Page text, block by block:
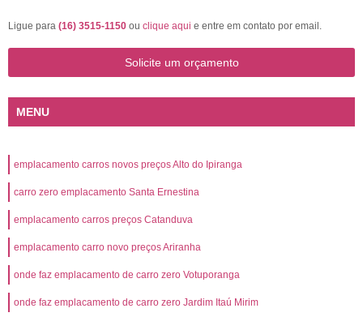
Ligue para (16) 3515-1150 ou clique aqui e entre em contato por email.
Solicite um orçamento
MENU
emplacamento carros novos preços Alto do Ipiranga
carro zero emplacamento Santa Ernestina
emplacamento carros preços Catanduva
emplacamento carro novo preços Ariranha
onde faz emplacamento de carro zero Votuporanga
onde faz emplacamento de carro zero Jardim Itaú Mirim